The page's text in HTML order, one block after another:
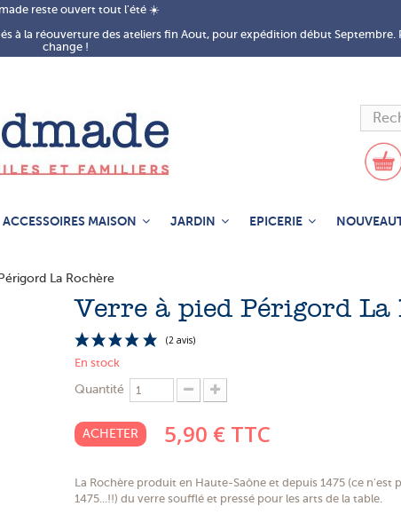
reste ouvert tout l'été ☀️
à la réouverture des ateliers fin Aout, pour expédition début Septembre.
change !
ACCESSOIRES MAISON JARDIN EPICERIE
La Rochère
Verre à pied Périgord La
En stock
Quantité
ACHETER 5,90 € TTC
La Rochère produit en Haute-Saône et depuis 1475 (ce n'est
1475...!!) du verre soufflé et pressé pour les arts de la table.